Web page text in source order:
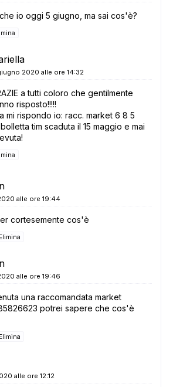
io oggi 5 giugno, ma sai cos'è?
2020 alle ore 14:32
a tutti coloro che gentilmente
risposto!!!!!
mi rispondo io: racc. market 6 8 5
tim scaduta il 15 maggio e mai
alle ore 19:44
cortesemente cos'è
Elimina
alle ore 19:46
una raccomandata market
potrei sapere che cos'è
Elimina
alle ore 12:12